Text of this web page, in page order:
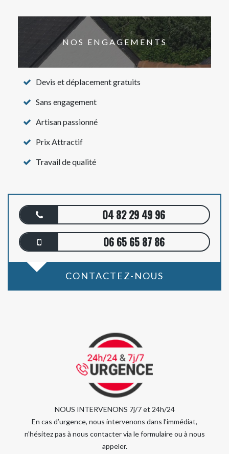
NOS ENGAGEMENTS
Devis et déplacement gratuits
Sans engagement
Artisan passionné
Prix Attractif
Travail de qualité
04 82 29 49 96
06 65 65 87 86
CONTACTEZ-NOUS
NOUS INTERVENONS 7j/7 et 24h/24
En cas d’urgence, nous intervenons dans l’immédiat,
n’hésitez pas à nous contacter via le formulaire ou à nous
appeler.